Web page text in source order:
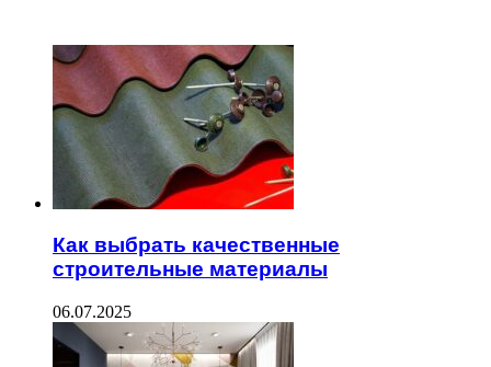
Как выбрать качественные
строительные материалы
06.07.2025